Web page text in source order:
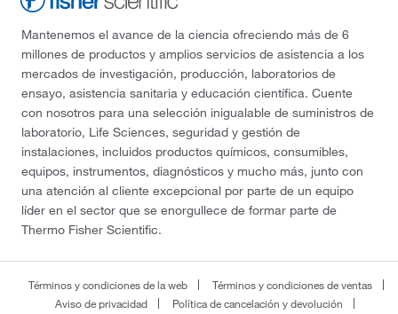
Mantenemos el avance de la ciencia ofreciendo más de 6
millones de productos y amplios servicios de asistencia a los
mercados de investigación, producción, laboratorios de
ensayo, asistencia sanitaria y educación científica. Cuente
con nosotros para una selección inigualable de suministros de
laboratorio, Life Sciences, seguridad y gestión de
instalaciones, incluidos productos químicos, consumibles,
equipos, instrumentos, diagnósticos y mucho más, junto con
una atención al cliente excepcional por parte de un equipo
líder en el sector que se enorgullece de formar parte de
Thermo Fisher Scientific.
Términos y condiciones de la web
Términos y condiciones de ventas
Aviso de privacidad
Política de cancelación y devolución